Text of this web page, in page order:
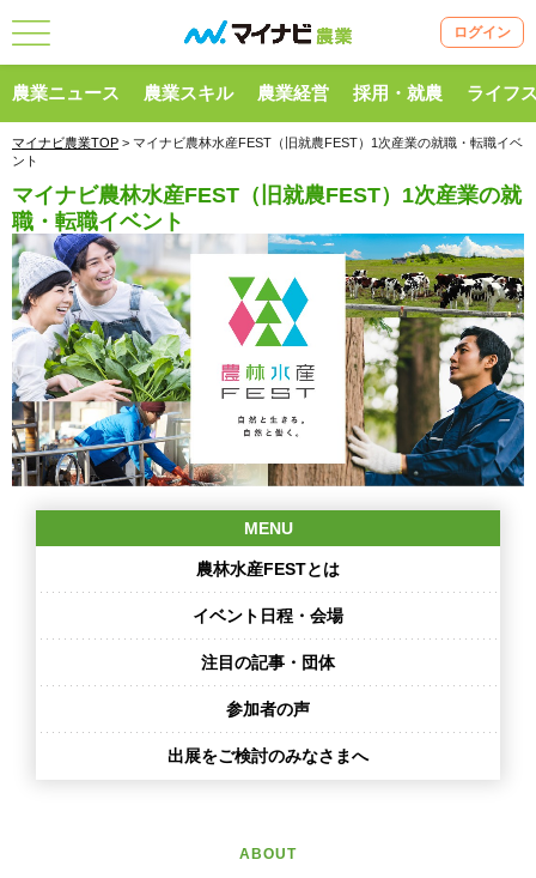
ログイン
農業ニュース 農業スキル 農業経営 採用・就農 ライフ
マイナビ農業TOP > マイナビ農林水産FEST（旧就農FEST）1次産業の就職・転職イベ
ント
マイナビ農林水産FEST（旧就農FEST）1次産業の就
職・転職イベント
MENU
農林水産FESTとは
イベント日程・ 会場
注目の記事・ 団体
参加者の声
出展をご検討のみなさまへ
ABOUT